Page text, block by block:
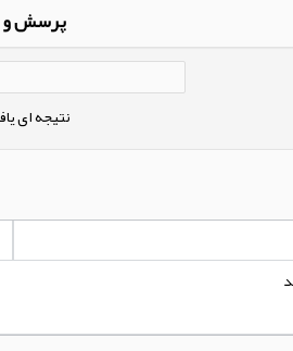
پرسش و
نتیجه ای